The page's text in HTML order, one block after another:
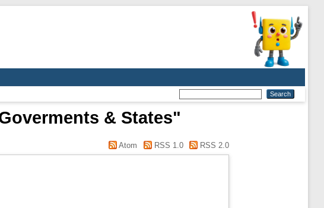
& States"
Atom RSS 1.0 RSS 2.0